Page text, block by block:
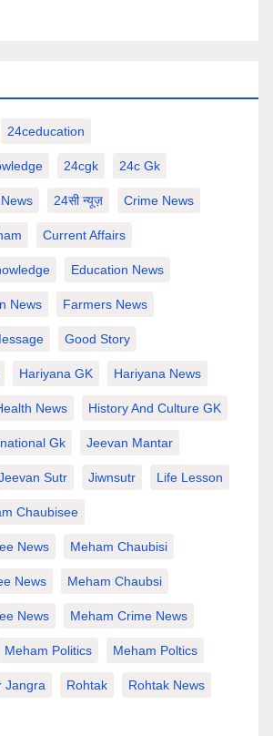
24ceducation
24cgk 24c Gk
24सी न्यूज़ Crime News
Current Affairs
Education News
News Farmers News
Good Story
Hariyana GK Hariyana News
News History And Culture GK
Gk Jeevan Mantar
Sutr Jiwnsutr Life Lesson
Chaubisee
News Meham Chaubisi
News Meham Chaubsi
News Meham Crime News
Meham Politics Meham Poltics
Jangra Rohtak Rohtak News